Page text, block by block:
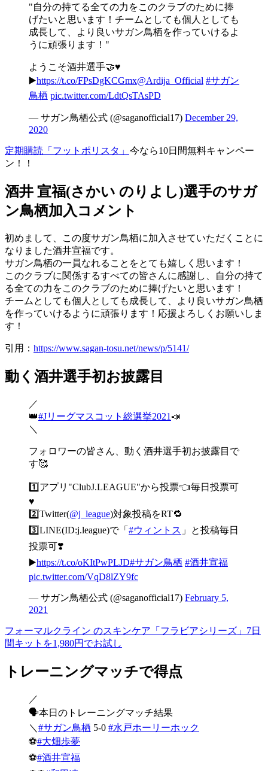
"自分の持てる全ての力をこのクラブのために捧
げたいと思います！チームとしても個人としても
成長して、より良いサガン鳥栖を作っていけるよ
うに頑張ります！"
ようこそ酒井選手🤝♥️
▶️https://t.co/FPsDgKCGmx@Ardija_Official #サガン
鳥栖 pic.twitter.com/LdtQsTAsPD
— サガン鳥栖公式 (@saganofficial17) December 29,
2020
定期購読「フットポリスタ」 今なら10日間無料キャンペー
ン！！
酒井 宣福(さかい のりよし)選手のサガ
ン鳥栖加入コメント
初めまして、この度サガン鳥栖に加入させていただくことに
なりました酒井宣福です。
サガン鳥栖の一員なれることをとても嬉しく思います！
このクラブに関係するすべての皆さんに感謝し、自分の持て
る全ての力をこのクラブのために捧げたいと思います！
チームとしても個人としても成長して、より良いサガン鳥栖
を作っていけるように頑張ります！応援よろしくお願いしま
す！
引用： https://www.sagan-tosu.net/news/p/5141/
動く酒井選手初お披露目
／
👑#Jリーグマスコット総選挙2021 📣
＼
フォロワーの皆さん、動く酒井選手初お披露目で
す🥰
1️⃣アプリ"ClubJ.LEAGUE"から投票👈毎日投票可
♥️
2️⃣Twitter(@j_league)対象投稿をRT🔁
3️⃣LINE(ID:j.league)で「 #ウィントス 」と投稿毎日
投票可❣️
▶️https://t.co/oKItPwPLJD#サガン鳥栖 #酒井宣福
pic.twitter.com/VqD8lZY9fc
— サガン鳥栖公式 (@saganofficial17) February 5,
2021
フォーマルクライン のスキンケア「フラビアシリーズ」7日
間キットを1,980円でお試し
トレーニングマッチで得点
／
🗣本日のトレーニングマッチ結果
＼ #サガン鳥栖 5-0 #水戸ホーリーホック
⚽️#大畑歩夢
⚽️#酒井宣福